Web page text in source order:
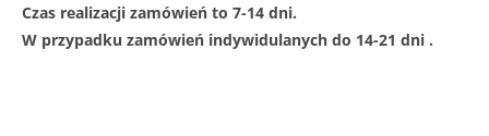
Czas realizacji zamówień to 7-14 dni.
W przypadku zamówień indywidulanych do 14-21 dni .